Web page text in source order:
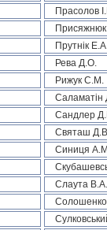
Прасолов
Прутнік
Рева Д.О.
Рижук С.М.
Саламатін
Сандлер
Святаш
Синиця
Слаута В.А.